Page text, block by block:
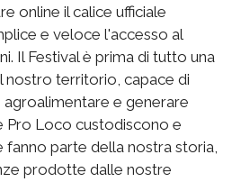
online il calice ufficiale
e veloce l'accesso al
Il Festival è prima di tutto una
nostro territorio, capace di
e generare
Pro Loco custodiscono e
parte della nostra storia,
prodotte dalle nostre